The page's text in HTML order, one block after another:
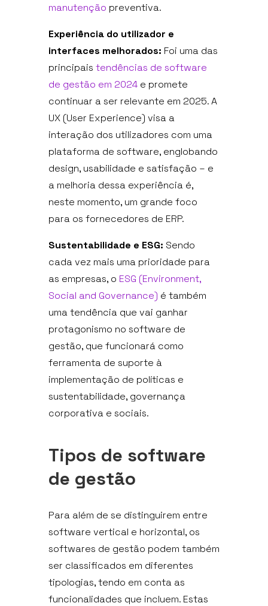
manutenção preventiva.
Experiência do utilizador e
interfaces melhorados: Foi uma das
principais tendências de software
de gestão em 2024e promete
continuar a ser relevante em 2025. A
UX (User Experience) visa a
interação dos utilizadores com uma
plataforma de software, englobando
design, usabilidade e satisfação – e
a melhoria dessa experiência é,
neste momento, um grande foco
para os fornecedores de ERP.
Sustentabilidade e ESG: Sendo
cada vez mais uma prioridade para
as empresas, o ESG (Environment,
Social and Governance) é também
uma tendência que vai ganhar
protagonismo no software de
gestão, que funcionará como
ferramenta de suporte à
implementação de políticas e
sustentabilidade, governança
corporativa e sociais.
Tipos de software
de gestão
Para além de se distinguirem entre
software vertical e horizontal, os
softwares de gestão podem também
ser classificados em diferentes
tipologias, tendo em conta as
funcionalidades que incluem. Estas